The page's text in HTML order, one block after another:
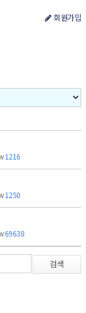
회원가입
1216
1250
69638
검색